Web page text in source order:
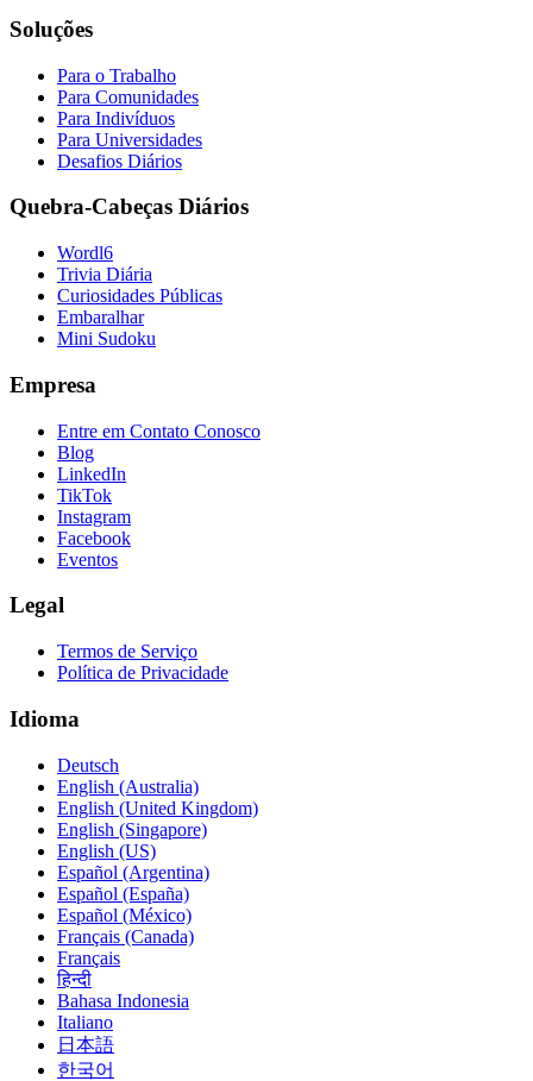
Soluções
Para o Trabalho
Para Comunidades
Para Indivíduos
Para Universidades
Desafios Diários
Quebra-Cabeças Diários
Wordl6
Trivia Diária
Curiosidades Públicas
Embaralhar
Mini Sudoku
Empresa
Entre em Contato Conosco
Blog
LinkedIn
TikTok
Instagram
Facebook
Eventos
Legal
Termos de Serviço
Política de Privacidade
Idioma
Deutsch
English (Australia)
English (United Kingdom)
English (Singapore)
English (US)
Español (Argentina)
Español (España)
Español (México)
Français (Canada)
Français
हिन्दी
Bahasa Indonesia
Italiano
日本語
한국어